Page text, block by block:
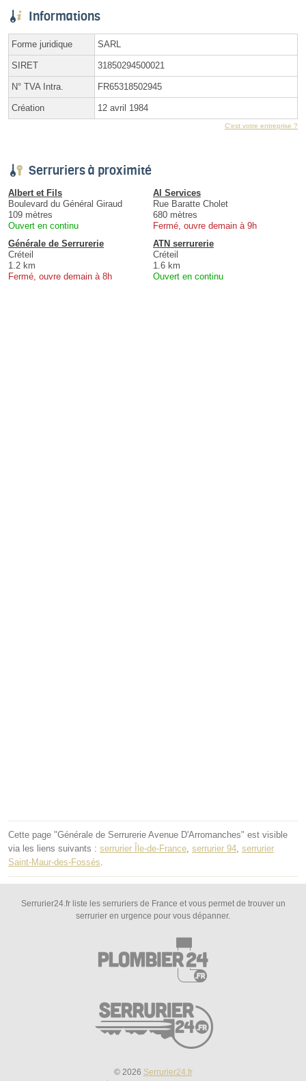
Informations
Forme juridique SARL
SIRET 31850294500021
N° TVA Intra. FR65318502945
Création 12 avril 1984
C'est votre entreprise ?
Serruriers à proximité
Albert et Fils
Boulevard du Général Giraud
109 mètres
Ouvert en continu
Al Services
Rue Baratte Cholet
680 mètres
Fermé, ouvre demain à 9h
Générale de Serrurerie
Créteil
1.2 km
Fermé, ouvre demain à 8h
ATN serrurerie
Créteil
1.6 km
Ouvert en continu
Cette page "Générale de Serrurerie Avenue D'Arromanches" est visible
via les liens suivants : serrurier Île-de-France, serrurier 94, serrurier
Saint-Maur-des-Fossés.
Serrurier24.fr liste les serruriers de France et vous permet de trouver un
serrurier en urgence pour vous dépanner.
© 2026 Serrurier24.fr